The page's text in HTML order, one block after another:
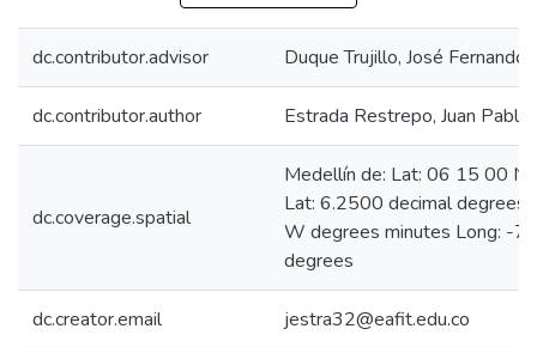
dc.contributor.advisor Duque Trujillo, José Fernando
dc.contributor.author Estrada Restrepo, Juan Pablo
dc.coverage.spatial
Medellín de: Lat: 06 15 00 N
Lat: 6.2500 decimal
W degrees minutes Long: -
degrees
dc.creator.email jestra32@eafit.edu.co